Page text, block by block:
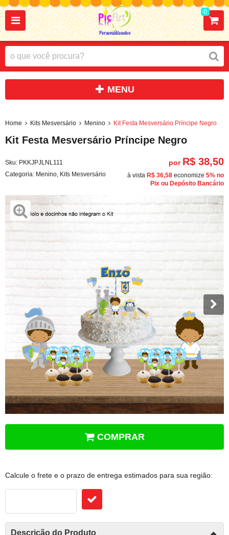
0
Home Kits Mesversário Menino Kit Festa Mesversário Príncipe Negro
Kit Festa Mesversário Príncipe Negro
Sku: PKKJPJLNL111
Categoria: Menino Kits Mesversário
por R$ 38,50
à vista R$ 36,58 economize 5% no
Pix ou Depósito Bancário
COMPRAR
Calcule o frete e o prazo de entrega estimados para sua região:
Descrição do Produto